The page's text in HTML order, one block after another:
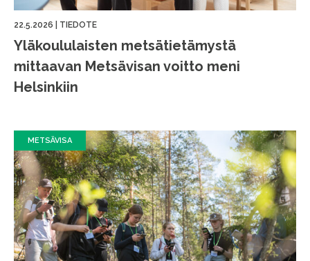
22.5.2026 TIEDOTE
Yläkoululaisten metsätietämystä
mittaavan Metsävisan voitto meni
Helsinkiin
METSÄVISA